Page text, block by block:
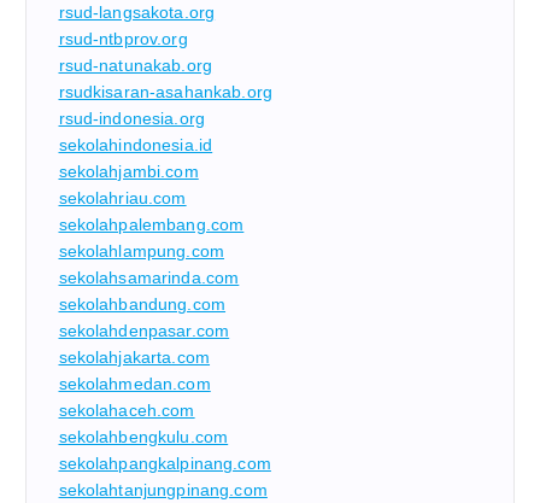
rsud-langsakota.org
rsud-ntbprov.org
rsud-natunakab.org
rsudkisaran-asahankab.org
rsud-indonesia.org
sekolahindonesia.id
sekolahjambi.com
sekolahriau.com
sekolahpalembang.com
sekolahlampung.com
sekolahsamarinda.com
sekolahbandung.com
sekolahdenpasar.com
sekolahjakarta.com
sekolahmedan.com
sekolahaceh.com
sekolahbengkulu.com
sekolahpangkalpinang.com
sekolahtanjungpinang.com